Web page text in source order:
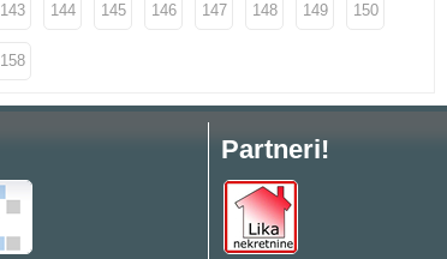
143 144 145 146 147 148 149 150
158
Partneri!